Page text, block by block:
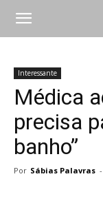
Interessante
Médica
precisa
banho”
Por Sábias Palavras -